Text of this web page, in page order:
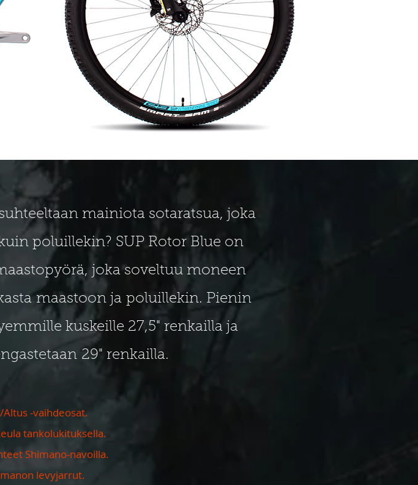
mainiota sotaratsua, joka
poluillekin? SUP Rotor Blue on
joka soveltuu moneen
maastoon ja poluillekin. Pienin
kuskeille 27,5" renkailla ja
29" renkailla.
-vaihdeosat.
tankolukituksella.
Shimano-navoilla.
levyjarrut.